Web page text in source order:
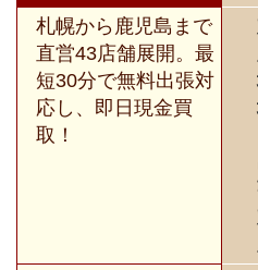
札幌から鹿児島まで
直営43店舗展開。最
短30分で無料出張対
応し、即日現金買
取！